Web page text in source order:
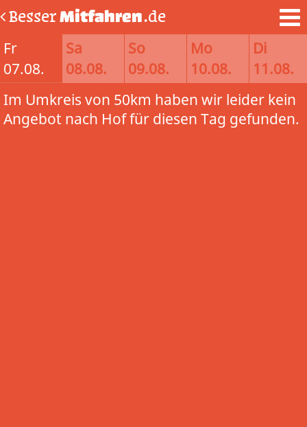
BesserMitfahren.de
Fr
07.08.
Sa
08.08.
So
09.08.
Mo
10.08.
Di
11.08.
Im Umkreis von 50km haben wir leider kein
Angebot nach Hof für diesen Tag gefunden.